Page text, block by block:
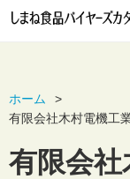
ホーム
有限会社木村電機工
有限会